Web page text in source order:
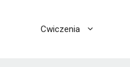
Cwiczenia